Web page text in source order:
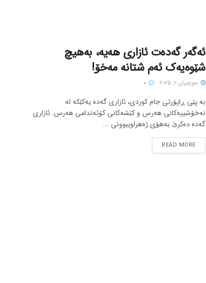
ئەگەر گەدەت ئازاری هەیە، بەهیچ
شێوەیەک ئەم شتانە مەخۆ!
حوزه‌یران 2, 2025
بە پێی ڕاپۆرتی جام کوردی، ئازاری گەدە یەکێکە لە
نەخۆشییەکانی هەرس و کێشەکانی کۆئەندامی هەرس. ئازاری
گەدە دەکرێ بەهۆی ژەهراویبوونی ...
READ MORE